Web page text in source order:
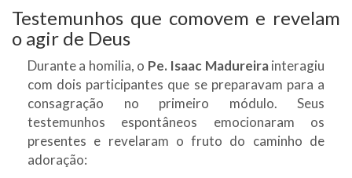
Testemunhos que comovem e revelam
o agir de Deus
Durante a homilia, o Pe. Isaac Madureirainteragiu
com dois participantes que se preparavam para a
consagração no primeiro módulo. Seus
testemunhos espontâneos emocionaram os
presentes e revelaram o fruto do caminho de
adoração: